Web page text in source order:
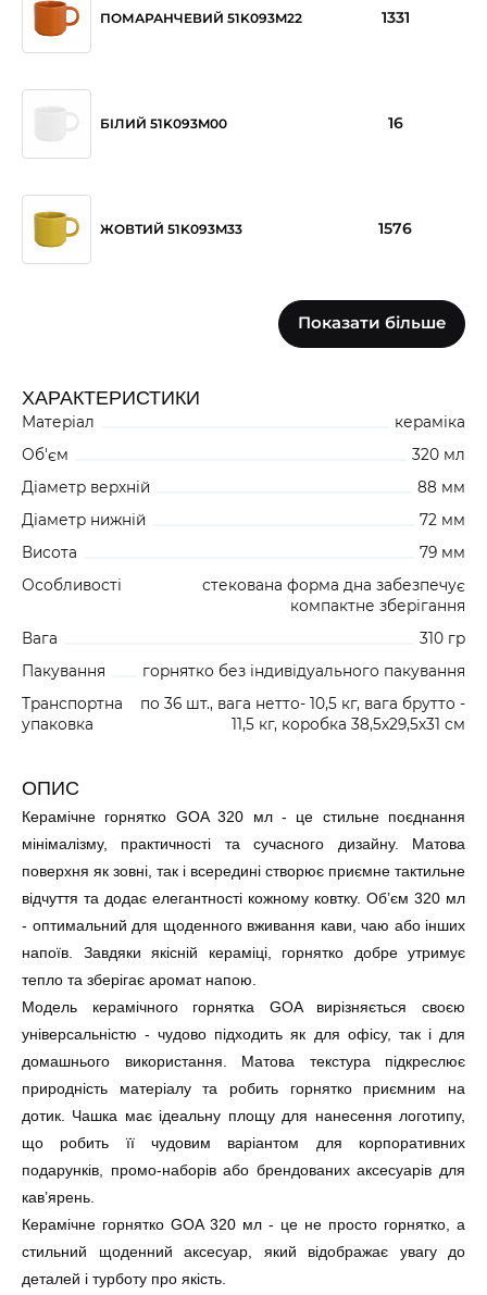
ПОМАРАНЧЕВИЙ 51K093M22 1331
БІЛИЙ 51K093M00 16
ЖОВТИЙ 51K093M33 1576
260
Показати більше
ХАРАКТЕРИСТИКИ
Матеріал
кераміка
Об'єм
320 мл
Діаметр верхній
88 мм
Діаметр нижній
72 мм
Висота
79 мм
Особливості
стекована форма дна забезпечує
компактне зберігання
Вага
310 гр
Пакування
горнятко без індивідуального пакування
Транспортна
упаковка
по 36 шт., вага нетто- 10,5 кг, вага брутто -
11,5 кг, коробка 38,5х29,5х31 см
ОПИС
Керамічне горнятко GOA 320 мл - це стильне поєднання
мінімалізму, практичності та сучасного дизайну. Матова
поверхня як зовні, так і всередині створює приємне тактильне
відчуття та додає елегантності кожному ковтку. Об’єм 320 мл
- оптимальний для щоденного вживання кави, чаю або інших
напоїв. Завдяки якісній кераміці, горнятко добре утримує
тепло та зберігає аромат напою.
Модель керамічного горнятка GOA вирізняється своєю
універсальністю - чудово підходить як для офісу, так і для
домашнього використання. Матова текстура підкреслює
природність матеріалу та робить горнятко приємним на
дотик. Чашка має ідеальну площу для нанесення логотипу,
що робить її чудовим варіантом для корпоративних
подарунків, промо-наборів або брендованих аксесуарів для
кав’ярень.
Керамічне горнятко GOA 320 мл - це не просто горнятко, а
стильний щоденний аксесуар, який відображає увагу до
деталей і турботу про якість.